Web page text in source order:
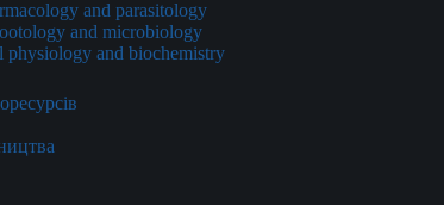
and parasitology
and microbiology
physiology and biochemistry